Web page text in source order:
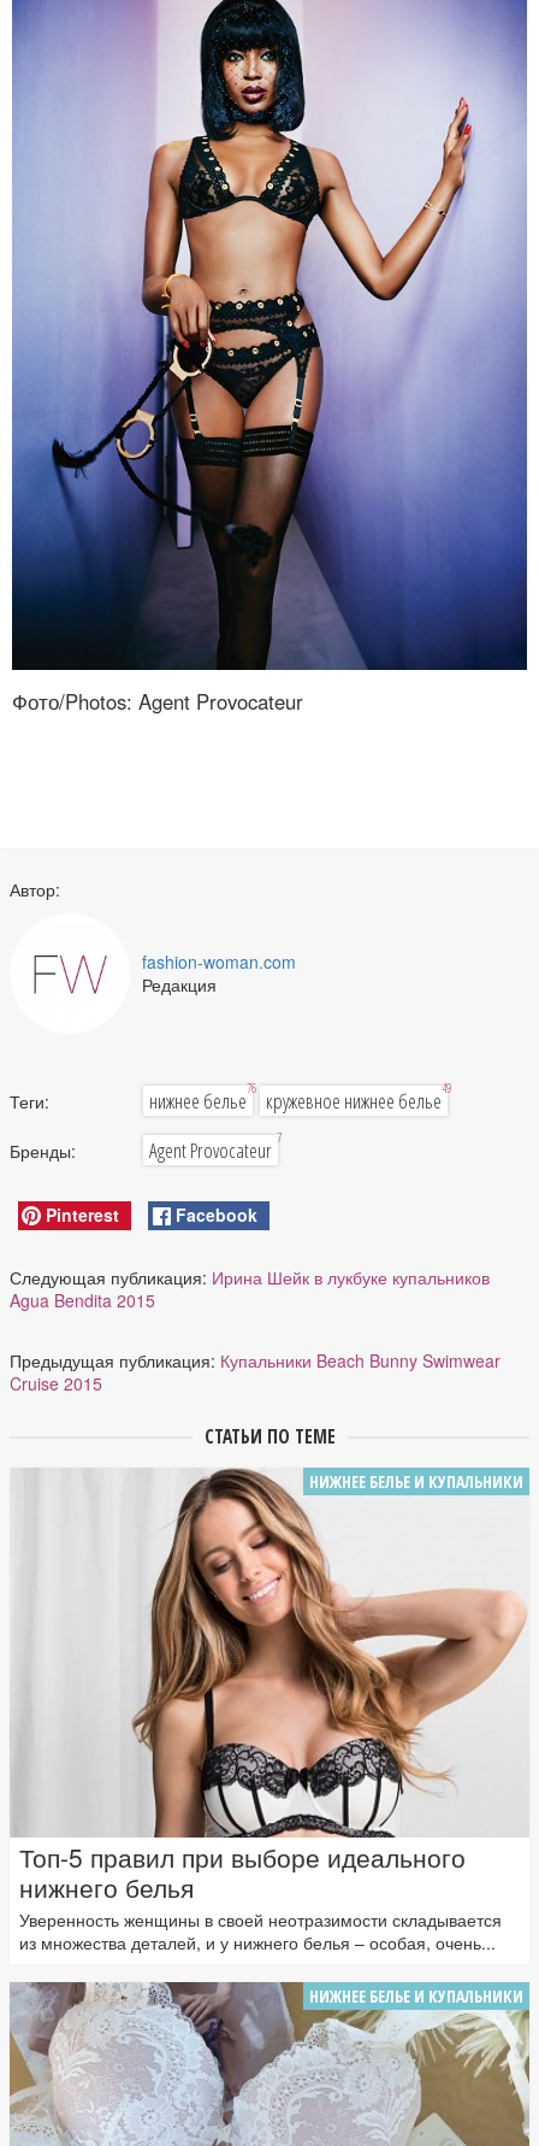
Фото/Photos: Agent Provocateur
Автор:
fashion-woman.com
Редакция
Теги: нижнее белье76 кружевное нижнее белье49
Бренды: Agent Provocateur 7
Pinterest Facebook
Следующая публикация: Ирина Шейк в лукбуке купальников
Agua Bendita 2015
Предыдущая публикация: Купальники Beach Bunny Swimwear
Cruise 2015
СТАТЬИ ПО ТЕМЕ
НИЖНЕЕ БЕЛЬЕ И КУПАЛЬНИКИ
Топ-5 правил при выборе идеального
нижнего белья
Уверенность женщины в своей неотразимости складывается
из множества деталей, и у нижнего белья – особая, очень...
НИЖНЕЕ БЕЛЬЕ И КУПАЛЬНИКИ